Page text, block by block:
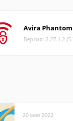
Avira Phantom
Версия: 2.27.1.2
20 мая 2022